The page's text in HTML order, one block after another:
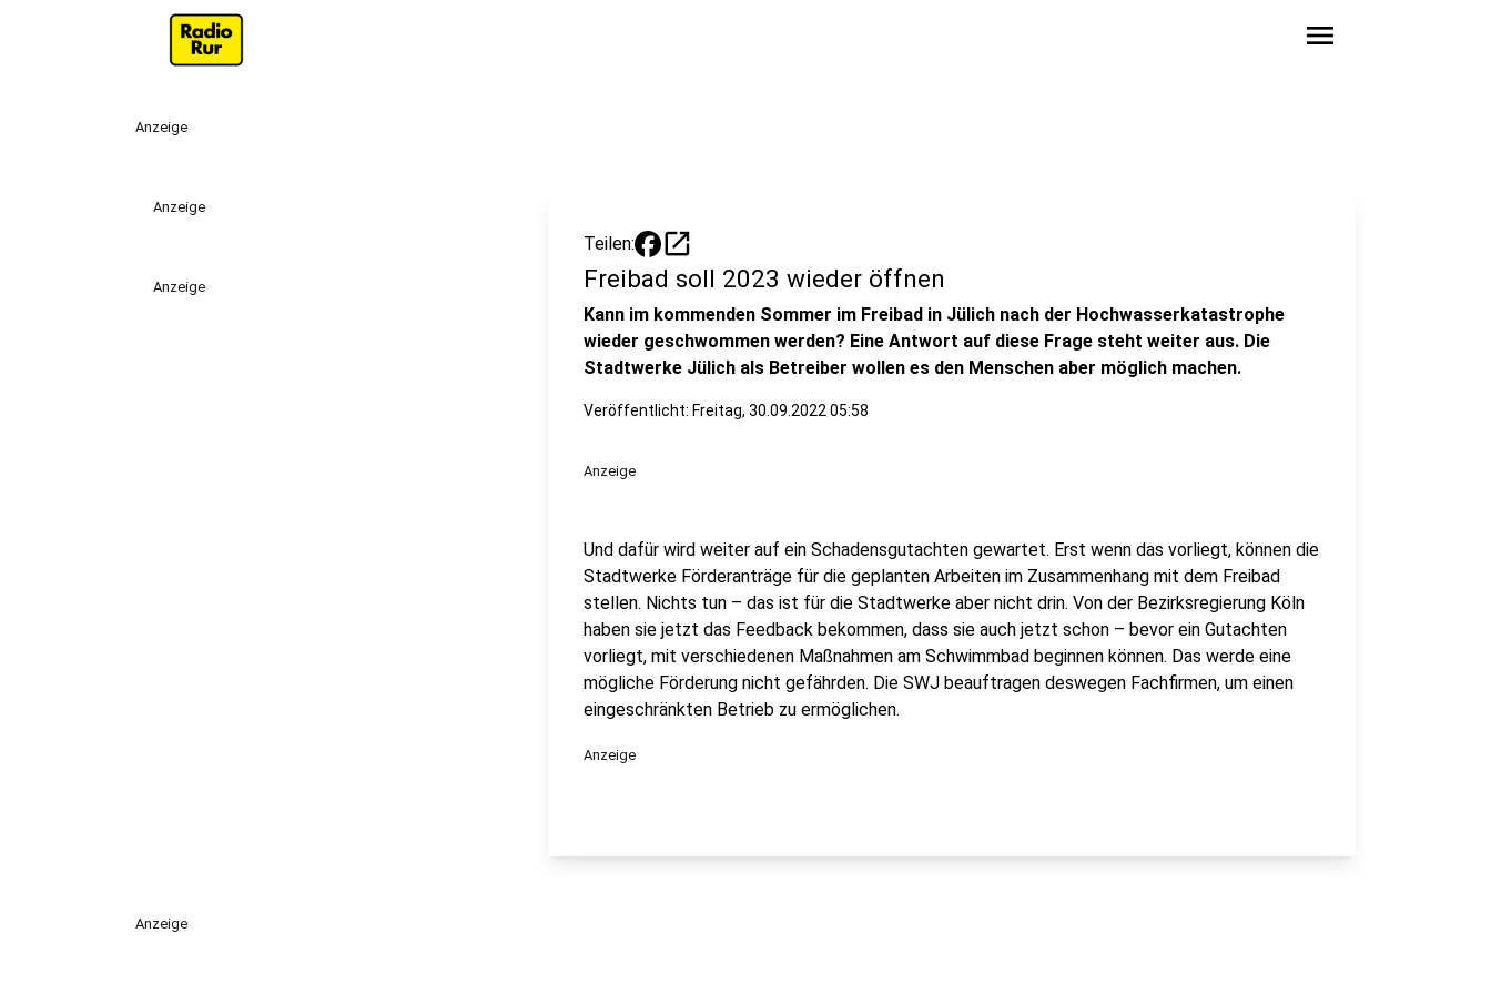
menu
Anzeige
Anzeige
Anzeige
Teilen: open_in_new
Freibad soll 2023 wieder öffnen
Kann im kommenden Sommer im Freibad in Jülich nach der Hochwasserkatastrophe
wieder geschwommen werden? Eine Antwort auf diese Frage steht weiter aus. Die
Stadtwerke Jülich als Betreiber wollen es den Menschen aber möglich machen.
Veröffentlicht: Freitag, 30.09.2022 05:58
Anzeige
Und dafür wird weiter auf ein Schadensgutachten gewartet. Erst wenn das vorliegt, können die
Stadtwerke Förderanträge für die geplanten Arbeiten im Zusammenhang mit dem Freibad
stellen. Nichts tun – das ist für die Stadtwerke aber nicht drin. Von der Bezirksregierung Köln
haben sie jetzt das Feedback bekommen, dass sie auch jetzt schon – bevor ein Gutachten
vorliegt, mit verschiedenen Maßnahmen am Schwimmbad beginnen können. Das werde eine
mögliche Förderung nicht gefährden. Die SWJ beauftragen deswegen Fachfirmen, um einen
eingeschränkten Betrieb zu ermöglichen.
Anzeige
Anzeige